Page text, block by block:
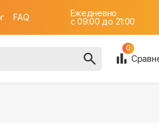
FAQ
Ежедневно
c 09:00 до 21:00
0